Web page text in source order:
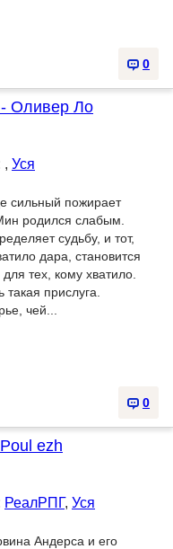
0
Оливер Ло
, Уся
сильный пожирает
родился слабым.
судьбу, и тот,
дара, становится
для тех, кому хватило.
прислуга.
чей...
0
ezh
РеалРПГ, Уся
Андерса и его